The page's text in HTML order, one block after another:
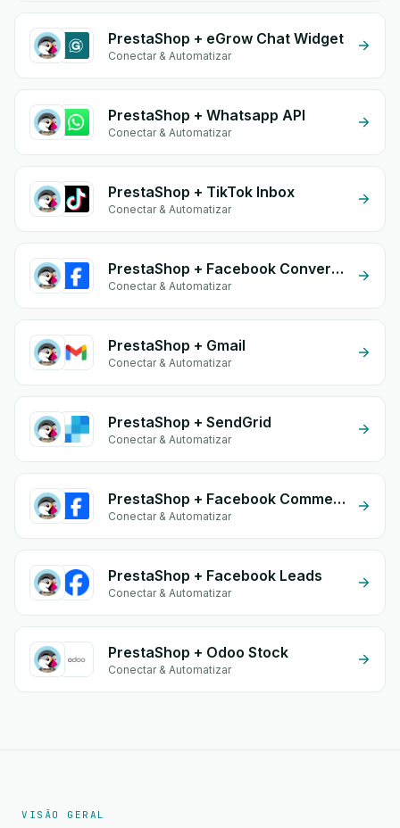
PrestaShop + eGrow Chat Widget
Conectar & Automatizar
PrestaShop + Whatsapp API
Conectar & Automatizar
PrestaShop + TikTok Inbox
Conectar & Automatizar
PrestaShop + Facebook Conversion API (CAPI)
Conectar & Automatizar
PrestaShop + Gmail
Conectar & Automatizar
PrestaShop + SendGrid
Conectar & Automatizar
PrestaShop + Facebook Commerce
Conectar & Automatizar
PrestaShop + Facebook Leads
Conectar & Automatizar
PrestaShop + Odoo Stock
Conectar & Automatizar
VISÃO GERAL